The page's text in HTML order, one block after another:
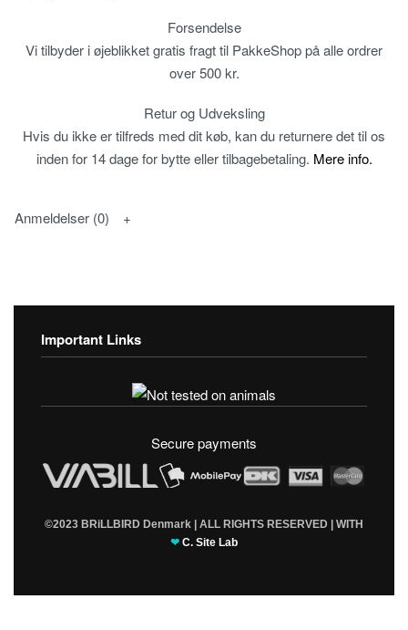
Forsendelse
Vi tilbyder i øjeblikket gratis fragt til PakkeShop på alle ordrer
over 500 kr.
Retur og Udveksling
Hvis du ikke er tilfreds med dit køb, kan du returnere det til os
inden for 14 dage for bytte eller tilbagebetaling. Mere info.
Anmeldelser (0)
Important Links
Fortrolighedspolitik
Secure payments
©2023 BRiLLBIRD Denmark | ALL RIGHTS RESERVED | WITH
❤ C. Site Lab